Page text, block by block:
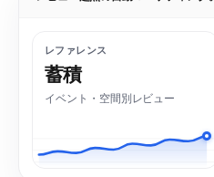
レファレンス
蓄積
イベント・空間別レビュー